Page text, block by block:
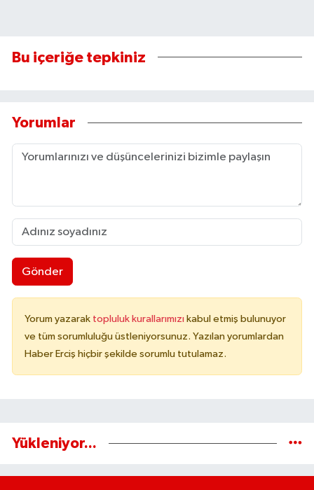
Bu içeriğe tepkiniz
Yorumlar
Gönder
Yorum yazarak topluluk kurallarımızı kabul etmiş bulunuyor
ve tüm sorumluluğu üstleniyorsunuz. Yazılan yorumlardan
Haber Erciş hiçbir şekilde sorumlu tutulamaz.
Yükleniyor...